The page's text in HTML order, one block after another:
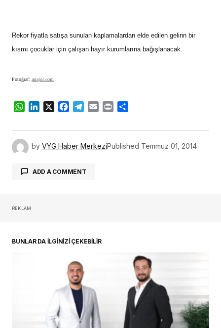
Rekor fiyatla satışa sunulan kaplamalardan elde edilen gelirin bir
kısmı çocuklar için çalışan hayır kurumlarına bağışlanacak.
Fotoğraf: arrajol.com
WhatsApp
LinkedIn
X Facebook
Telegram
Email Print
by VYG Haber MerkeziPublished Temmuz 01, 2014
ADD A COMMENT
REKLAM
BUNLAR DA İLGİNİZİ ÇEKEBİLİR